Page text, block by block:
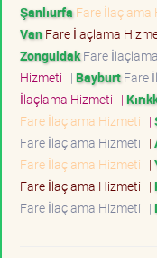
Şanlıurfa Fare İlaçlama
VanFare İlaçlama
ZonguldakFare
Hizmeti | BayburtFare
İlaçlama Hizmeti |
Fare İlaçlama Hizmeti |
Fare İlaçlama Hizmeti |
Fare İlaçlama Hizmeti |
Fare İlaçlama Hizmeti |
Fare İlaçlama Hizmeti |